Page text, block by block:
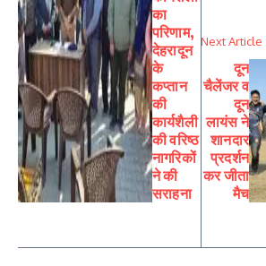
का
परिणाम,
देहरादून
के
कप्तान
की
कार्यशैली
की वरिष्ठ
नागरिकों
ने की
सराहना
Next Article
दून
चैलेंजर व
दून
लायंस ने
शानदार
प्रदर्शन
कर जीता
मैच